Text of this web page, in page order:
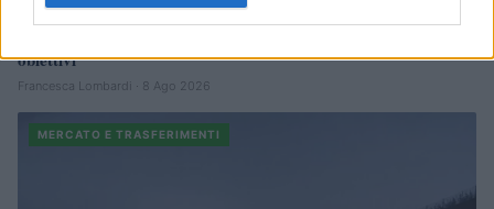
obiettivi
Francesca Lombardi · 8 Ago 2026
MERCATO E TRASFERIMENTI